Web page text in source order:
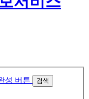
검색